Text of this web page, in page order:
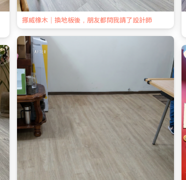
挪威橡木｜換地板後，朋友都問我請了設計師